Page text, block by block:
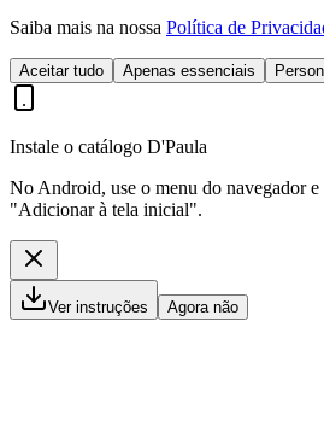
Saiba mais na nossa Política de
Aceitar tudo Apenas essenciais
Instale o catálogo D'Paula
No Android, use o menu do navegador
"Adicionar à tela inicial".
Ver instruções Agora não